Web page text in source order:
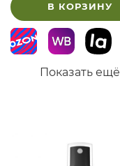
В КОРЗИНУ
Показать ещё